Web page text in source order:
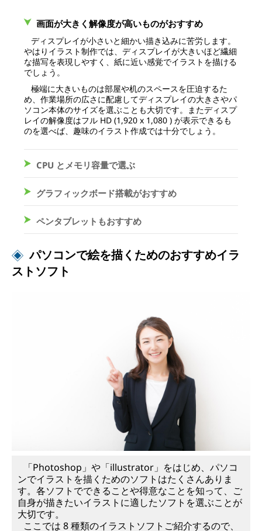
画面が大きく解像度が高いものがおすすめ
ディスプレイが小さいと細かい描き込みに苦労します。
やはりイラスト制作では、ディスプレイが大きいほど繊細
な描写を表現しやすく、紙に近い感覚でイラストを描ける
でしょう。
極端に大きいものは部屋や机のスペースを圧迫するた
め、作業場所の広さに配慮してディスプレイの大きさやパ
ソコン本体のサイズを選ぶことも大切です。またディスプ
レイの解像度はフル HD (1,920 x 1,080 ) が表示できるも
のを選べば、趣味のイラスト作成では十分でしょう。
CPU とメモリ容量で選ぶ
グラフィックボード搭載がおすすめ
ペンタブレットもおすすめ
パソコンで絵を描くためのおすすめイラ
ストソフト
「Photoshop」や「illustrator」をはじめ、パソコ
ンでイラストを描くためのソフトはたくさんありま
す。各ソフトでできることや得意なことを知って、ご
自身が描きたいイラストに適したソフトを選ぶことが
大切です。
ここでは 8 種類のイラストソフトご紹介するので、